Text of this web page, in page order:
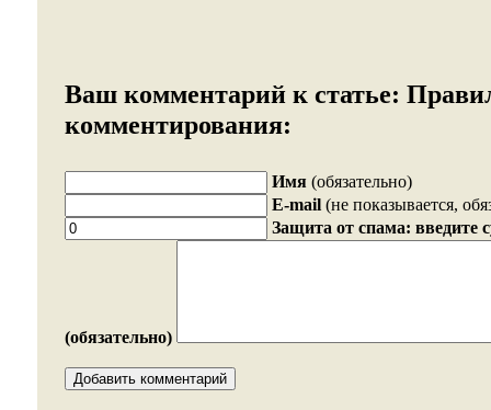
Ваш комментарий к статье:
комментирования:
Имя (обязательно)
E-mail (не показывается,
Защита от спама: введите
(обязательно)